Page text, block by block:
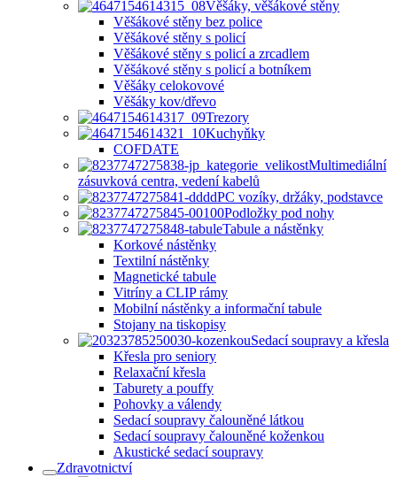
Věšáky, věšákové stěny
Věšákové stěny bez police
Věšákové stěny s policí
Věšákové stěny s policí a zrcadlem
Věšákové stěny s policí a botníkem
Věšáky celokovové
Věšáky kov/dřevo
Trezory
Kuchyňky
COFDATE
Multimediální
zásuvková centra, vedení kabelů
PC vozíky, držáky, podstavce
Podložky pod nohy
Tabule a nástěnky
Korkové nástěnky
Textilní nástěnky
Magnetické tabule
Vitríny a CLIP rámy
Mobilní nástěnky a informační tabule
Stojany na tiskopisy
Sedací soupravy a křesla
Křesla pro seniory
Relaxační křesla
Taburety a pouffy
Pohovky a válendy
Sedací soupravy čalouněné látkou
Sedací soupravy čalouněné koženkou
Akustické sedací soupravy
Zdravotnictví